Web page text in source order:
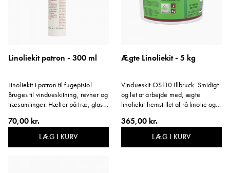
Linoliekit patron - 300 ml
Linoliekit i patron til fugepistol.
Bruges til vindueskitning, revner og
træsamlinger. Hæfter på træ, glas
linoliemaling umiddelbart efter
70,00 kr.
LÆG I KURV
Ægte Linoliekit - 5 kg
Vindueskit OS110 Illbruck. Smidigt
og let at arbejde med, ægte
linoliekit fremstillet af rå linolie og
Sverige og anbefales af
Riksantikvarieämbetet. Størrelse: 5
365,00 kr.
LÆG I KURV